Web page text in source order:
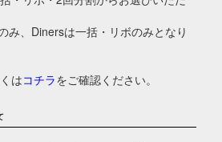
み、Dinersは一括・リボのみとなり
はコチラをご確認ください。